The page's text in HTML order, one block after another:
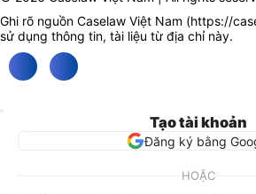
Ghi rõ nguồn Caselaw Việt Nam (https://
sử dụng thông tin, tài liệu từ địa chỉ này.
Tạo tài khoản
Đăng ký bằng
HOẶC